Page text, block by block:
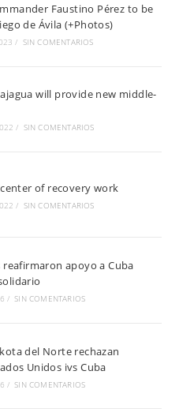
Faustino Pérez to be
de Ávila (+Photos)
/ SIN COMENTARIOS
will provide new middle-
/ SIN COMENTARIOS
of recovery work
/ SIN COMENTARIOS
reafirmaron apoyo a Cuba
/ SIN COMENTARIOS
del Norte rechazan
Unidos ivs Cuba
/ SIN COMENTARIOS